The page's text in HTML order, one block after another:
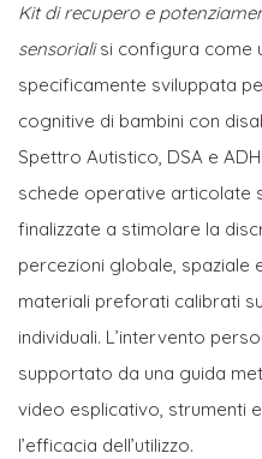
Kit di recupero e
sensorialisi configura come
specificamente sviluppata
cognitive di bambini con
Spettro Autistico, DSA e
schede operative articolate
finalizzate a stimolare la
percezioni globale, spaziale
materiali preforati calibrati
individuali. L’intervento
supportato da una guida
video esplicativo, strumenti
l’efficacia dell’utilizzo.